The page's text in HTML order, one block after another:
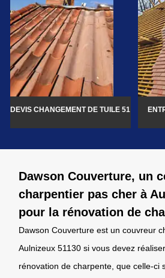
DEVIS CHANGEMENT DE TUILE 51
Dawson Couverture, un
charpentier pas cher à
pour la rénovation de
Dawson Couverture est un couvreur
Aulnizeux 51130 si vous devez
rénovation de charpente, que celle-ci